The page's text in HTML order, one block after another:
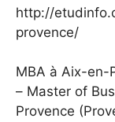
http://
provence/
MBA à Aix-en-
– Master of
Provence